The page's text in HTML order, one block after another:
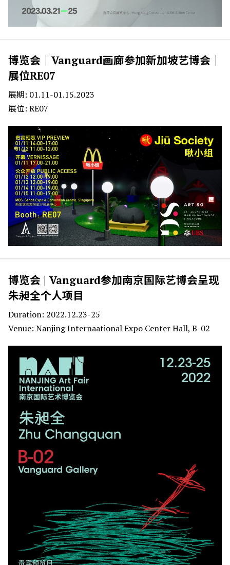
博览会｜Vanguard画廊参加新加坡艺博会｜
展位RE07
展期: 01.11-01.15.2023
展位: RE07
博览会 | Vanguard参加南京国际艺博会呈现
朱昶全个人项目
Duration: 2022.12.23-25
Venue: Nanjing Internaational Expo Center Hall, B-02